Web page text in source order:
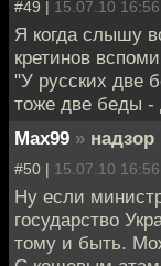
#49 | 15.07.10 16:56
Я когда слышу
кретинов
"У русских две
тоже две беды -
Max99 » надзор
#50 | 15.07.10 16:56
Ну если
государство
тому и быть.